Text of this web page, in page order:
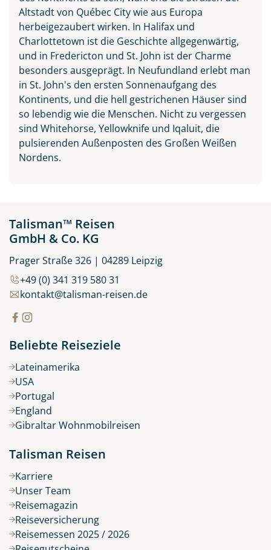
Altstadt von Québec City wie aus Europa
herbeigezaubert wirken. In Halifax und
Charlottetown ist die Geschichte allgegenwärtig,
und in Fredericton und St. John ist der Charme
besonders ausgeprägt. In Neufundland erlebt man
in St. John's den ersten Sonnenaufgang des
Kontinents, und die hell gestrichenen Häuser sind
so lebendig wie die Menschen. Nicht zu vergessen
sind Whitehorse, Yellowknife und Iqaluit, die
pulsierenden Außenposten des Großen Weißen
Nordens.
Talisman™ Reisen
GmbH & Co. KG
Prager Straße 326 | 04289 Leipzig
+49 (0) 341 319 580 31
kontakt@talisman-reisen.de
Beliebte Reiseziele
Lateinamerika
USA
Portugal
England
Gibraltar Wohnmobilreisen
Talisman Reisen
Karriere
Unser Team
Reisemagazin
Reiseversicherung
Reisemessen 2025 / 2026